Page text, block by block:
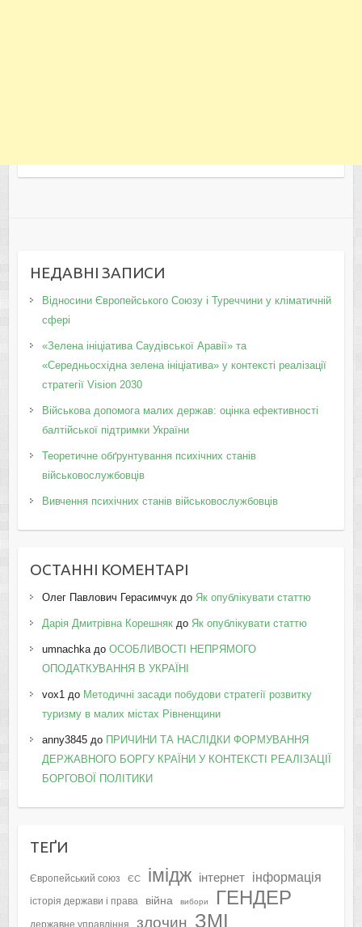
НЕДАВНІ ЗАПИСИ
Відносини Європейського Союзу і Туреччини у кліматичній
сфері
«Зелена ініціатива Саудівської Аравії» та
«Середньосхідна зелена ініціатива» у контексті реалізації
стратегії Vision 2030
Військова допомога малих держав: оцінка ефективності
балтійської підтримки України
Теоретичне обґрунтування психічних станів
військовослужбовців
Вивчення психічних станів військовослужбовців
ОСТАННІ КОМЕНТАРІ
Олег Павлович Герасимчукдо Як опублікувати статтю
Дарія Дмитрівна Корешнякдо Як опублікувати статтю
umnachkaдо ОСОБЛИВОСТІ НЕПРЯМОГО
ОПОДАТКУВАННЯ В УКРАЇНІ
vox1до Методичні засади побудови стратегії розвитку
туризму в малих містах Рівненщини
anny3845до ПРИЧИНИ ТА НАСЛІДКИ ФОРМУВАННЯ
ДЕРЖАВНОГО БОРГУ КРАЇНИ У КОНТЕКСТІ РЕАЛІЗАЦІЇ
БОРГОВОЇ ПОЛІТИКИ
ТЕҐИ
Європейський союз ЄС імідж інтернет інформація
історія держави і права війна вибори ГЕНДЕР
злочин ЗМІ